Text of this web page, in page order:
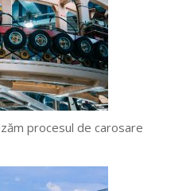
procesul de carosare